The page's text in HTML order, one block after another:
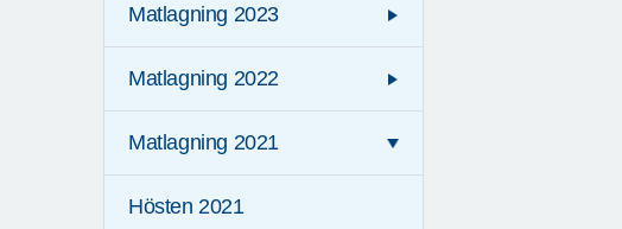
Matlagning 2023
Matlagning 2022
Matlagning 2021
Hösten 2021